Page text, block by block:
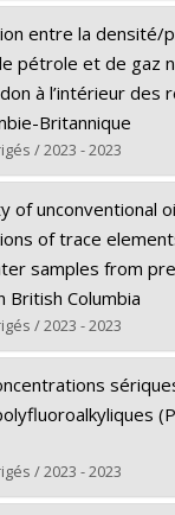
dans Papyrus
entre la densité/
pétrole et de gaz
à l’intérieur des
Britannique
/ 2023 - 2023
dans Papyrus
of unconventional
of trace
samples from
British Columbia
/ 2023 - 2023
Lilit
dans Papyrus
/ 2023 - 2023